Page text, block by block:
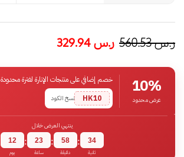
ر.س560.53 ر.س
10%
عرض محدود
خصم إضافي على منتجات الإنارة لفترة محدودة
HK10
نسخ الكود
ينتهي العرض خلال
12
يوم
: 23
ساعة
: 58
دقيقة
: 33
ثانية